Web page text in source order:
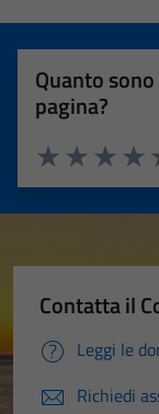
Quanto
pagina?
Valuta 3
Valuta 2
Valuta 1 stelle
Contatta il
Leggi le
Richiedi